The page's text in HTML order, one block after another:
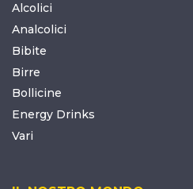
Alcolici
Analcolici
Bibite
Birre
Bollicine
Energy Drinks
Vari